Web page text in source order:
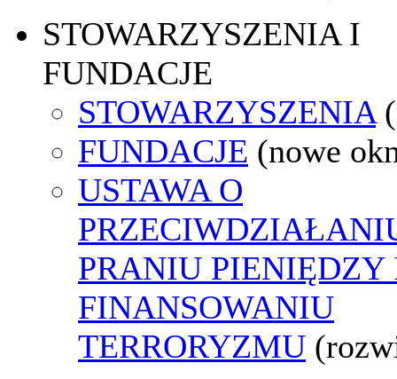
STOWARZYSZENIA I
FUNDACJE
STOWARZYSZENIA
FUNDACJE (nowe
USTAWA O
PRANIU PIENIĘDZY
FINANSOWANIU
TERRORYZMU